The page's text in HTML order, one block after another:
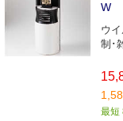
W
ウ
制･
最短